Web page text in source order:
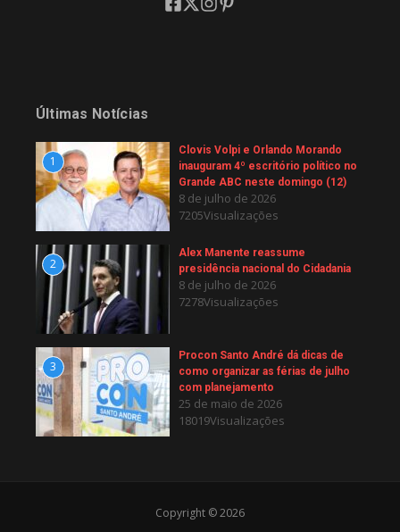
Últimas Notícias
1
Clovis Volpi e Orlando Morando
inauguram 4º escritório político no
Grande ABC neste domingo (12)
8 de julho de 2026
7205Visualizações
2
Alex Manente reassume
presidência nacional do Cidadania
8 de julho de 2026
7278Visualizações
3
Procon Santo André dá dicas de
como organizar as férias de julho
com planejamento
25 de maio de 2026
18019Visualizações
Copyright © 2026